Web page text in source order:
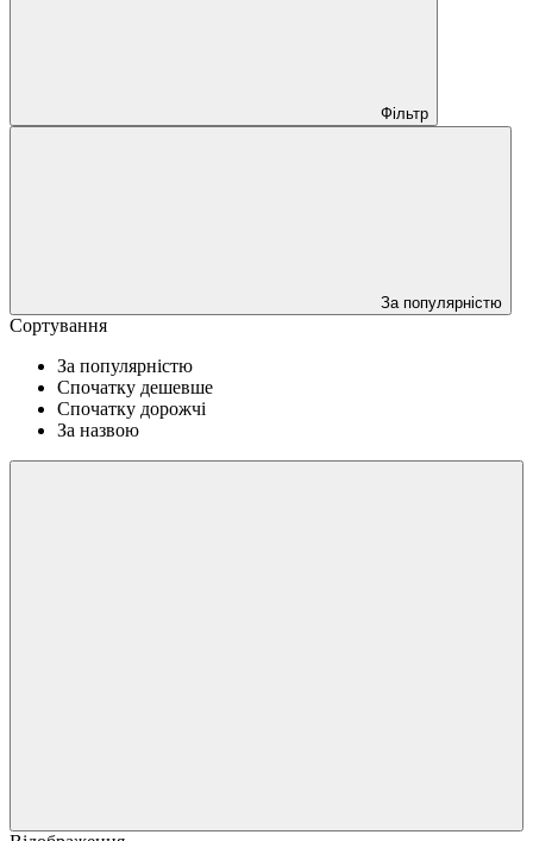
Фільтр
За популярністю
Сортування
За популярністю
Спочатку дешевше
Спочатку дорожчі
За назвою